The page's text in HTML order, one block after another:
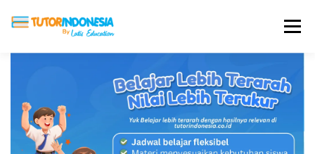
Menu
ABOUT US JADI PENGAJAR
BIAYA LES TESTIMONI PROFIL ALUMNI